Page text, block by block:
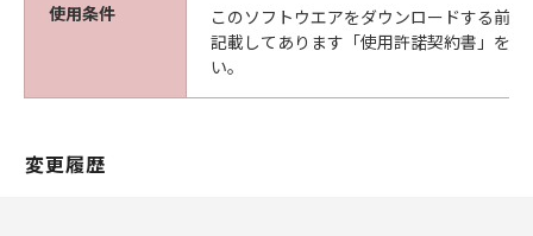
使用条件
このソフトウエアをダウンロードする前
記載してあります「使用許諾契約書」を
い。
変更履歴